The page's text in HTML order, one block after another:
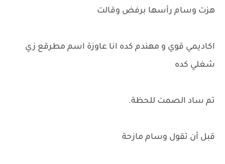
هزت وسام رأسها برفض وقالت
اكاديمي قوي و مهندم كده انا عاوزة اسم مطرقع زي
شغلي كده
تم ساد الصمت للحظة.
قبل أن تقول وسام مازحة